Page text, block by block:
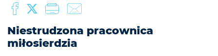
Niestrudzona pracownica
miłosierdzia